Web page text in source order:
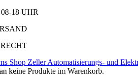
18 UHR
Shop Zeller Automatisierungs- und
keine Produkte im Warenkorb.